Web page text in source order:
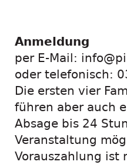
Anmeldung
per E-Mail:
oder telefonisch:
Die ersten vier
führen aber auch
Absage bis 24
Veranstaltung
Vorauszahlung ist